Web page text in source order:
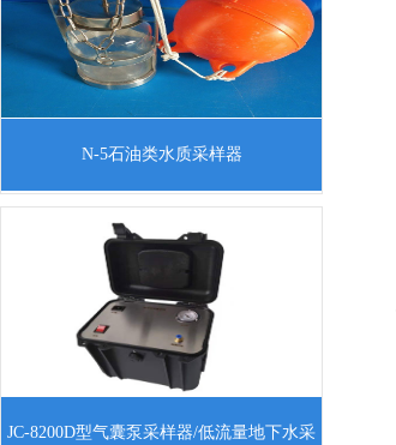
要求及检测
锈钢产品结构：见图片不锈钢提链：默认
2根 每根5米；如加长，请联系我
N-5石油类水质采样器
JC-8200D型气囊泵采样器/低流量地下水采